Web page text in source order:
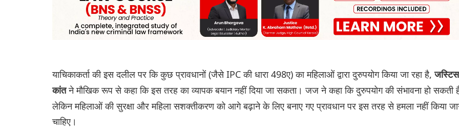
याचिकाकर्ता की इस दलील पर कि कुछ प्रावधानों (जैसे IPC की धारा 498ए) का महिलाओं द्वारा दुरुपयोग किया जा रहा है,जस्टिस
कांतने मौखिक रूप से कहा कि इस तरह का व्यापक बयान नहीं दिया जा सकता। जज ने कहा कि दुरुपयोग की संभावना हो सकती
लेकिन महिलाओं की सुरक्षा और महिला सशक्तीकरण को आगे बढ़ाने के लिए बनाए गए प्रावधान पर इस तरह से हमला नहीं किया
चाहिए।